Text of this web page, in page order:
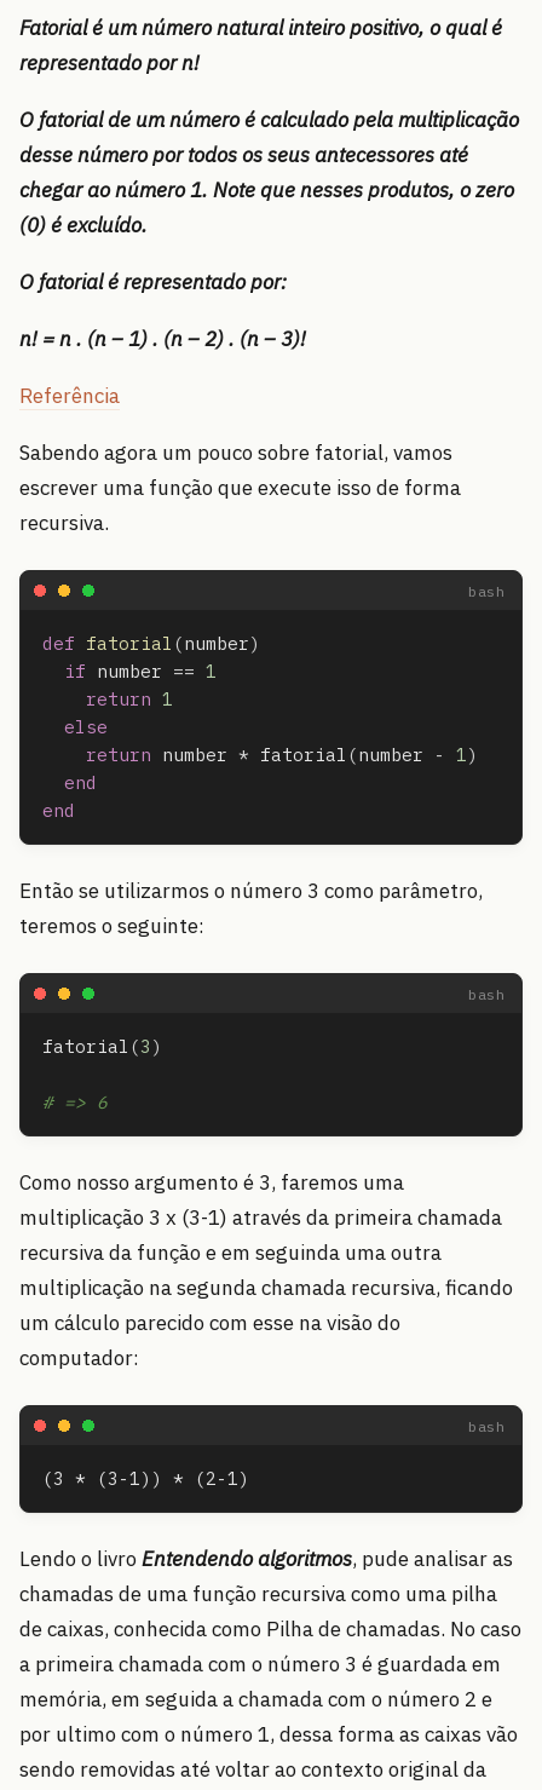
Fatorial é um número natural inteiro positivo, o qual é
representado por n!
O fatorial de um número é calculado pela multiplicação
desse número por todos os seus antecessores até
chegar ao número 1. Note que nesses produtos, o zero
(0) é excluído.
O fatorial é representado por:
n! = n . (n – 1) . (n – 2) . (n – 3)!
Referência
Sabendo agora um pouco sobre fatorial, vamos
escrever uma função que execute isso de forma
recursiva.
def fatorial (number)
if number == 1
return 1
else
return number * fatorial (number - 1)
end
end
Então se utilizarmos o número 3 como parâmetro,
teremos o seguinte:
fatorial (3 )
# => 6
Como nosso argumento é 3, faremos uma
multiplicação 3 x (3-1) através da primeira chamada
recursiva da função e em seguinda uma outra
multiplicação na segunda chamada recursiva, ficando
um cálculo parecido com esse na visão do
computador:
Lendo o livroEntendendo algoritmos, pude analisar as
chamadas de uma função recursiva como uma pilha
de caixas, conhecida como Pilha de chamadas. No caso
a primeira chamada com o número 3 é guardada em
memória, em seguida a chamada com o número 2 e
por ultimo com o número 1, dessa forma as caixas vão
sendo removidas até voltar ao contexto original da